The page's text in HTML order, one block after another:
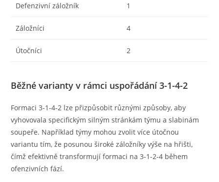
Defenzivní záložník 1
Záložníci 4
Útočníci 2
Běžné varianty v rámci uspořádání 3-1-4-2
Formaci 3-1-4-2 lze přizpůsobit různými způsoby, aby
vyhovovala specifickým silným stránkám týmu a slabinám
soupeře. Například týmy mohou zvolit více útočnou
variantu tím, že posunou široké záložníky výše na hřišti,
čímž efektivně transformují formaci na 3-1-2-4 během
ofenzivních fází.